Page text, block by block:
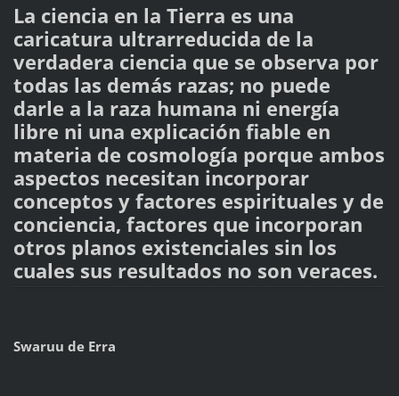
La ciencia en la Tierra es una
caricatura ultrarreducida de la
verdadera ciencia que se observa por
todas las demás razas; no puede
darle a la raza humana ni energía
libre ni una explicación fiable en
materia de cosmología porque ambos
aspectos necesitan incorporar
conceptos y factores espirituales y de
conciencia, factores que incorporan
otros planos existenciales sin los
cuales sus resultados no son veraces.
Swaruu de Erra